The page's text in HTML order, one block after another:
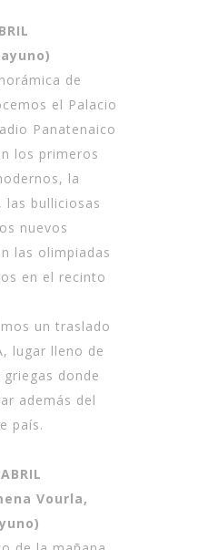
de
el Palacio
Panatenaico
los primeros
la
las bulliciosas
nuevos
las olimpiadas
en el recinto
un traslado
lugar lleno de
donde
además del
país.
Vourla,